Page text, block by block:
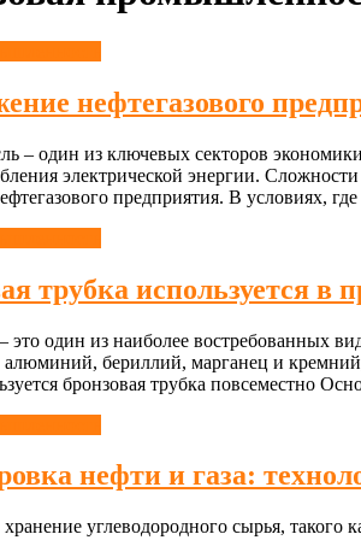
нефтегазового
– один из ключевых секторов
электрической энергии.
предприятия. В условиях,
трубка используется в
это один из наиболее востребованных
бериллий, марганец и
бронзовая трубка повсеместно
нефти и газа:
углеводородного сырья,